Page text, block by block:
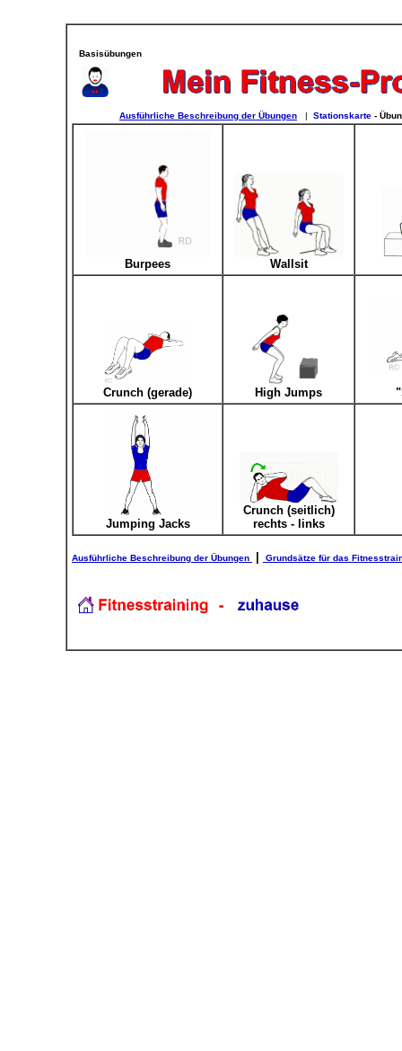
Basisübungen
Ausführliche Beschreibung der Übungen | Stationskarte -
Burpees Wallsit
Crunch (gerade) High Jumps
Jumping Jacks
Crunch (seitlich)
rechts - links
Ausführliche Beschreibung der Übungen Grundsätze für das